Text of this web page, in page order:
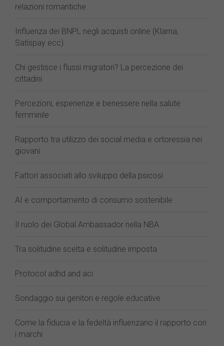
relazioni romantiche
Influenza dei BNPL negli acquisti online (Klarna,
Satispay ecc)
Chi gestisce i flussi migratori? La percezione dei
cittadini
Percezioni, esperienze e benessere nella salute
femminile
Rapporto tra utilizzo dei social media e ortoressia nei
giovani
Fattori associati allo sviluppo della psicosi
AI e comportamento di consumo sostenibile
Il ruolo dei Global Ambassador nella NBA
Tra solitudine scelta e solitudine imposta
Protocol adhd and aci
Sondaggio sui genitori e regole educative
Come la fiducia e la fedeltà influenzano il rapporto con
i marchi